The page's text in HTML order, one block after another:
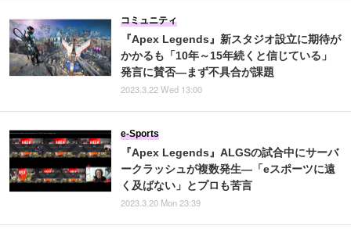
『Apex Legends』新スタジオ設立に期待が
かかるも「10年～15年続くと信じている」
発言に賛否―まず不具合が課題
コミュニティ
2023.3.22 Wed 13:00
『Apex Legends』ALGSの試合中にサーバ
ークラッシュが複数発生―「eスポーツに遠
く及ばない」とプロも苦言
e-Sports
2023.3.20 Mon 23:39